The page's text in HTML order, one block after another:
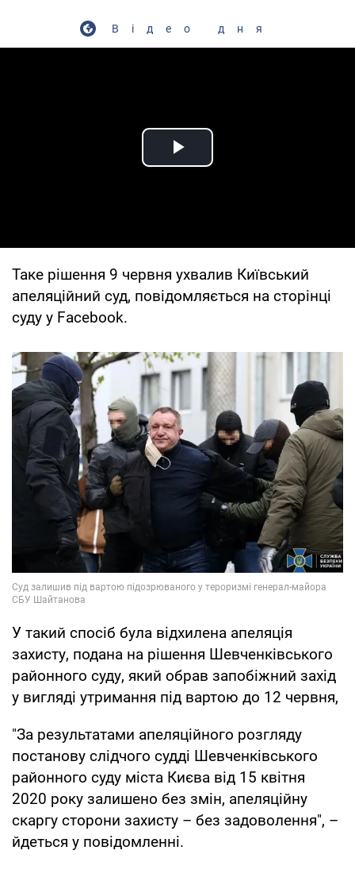
Відео дня
Play Video
Таке рішення 9 червня ухвалив Київський
апеляційний суд, повідомляється на сторінці
суду у Facebook.
У такий спосіб була відхилена апеляція
захисту, подана на рішення Шевченківського
районного суду, який обрав запобіжний захід
у вигляді утримання під вартою до 12 червня,
"За результатами апеляційного розгляду
постанову слідчого судді Шевченківського
районного суду міста Києва від 15 квітня
2020 року залишено без змін, апеляційну
скаргу сторони захисту – без задоволення", –
йдеться у повідомленні.